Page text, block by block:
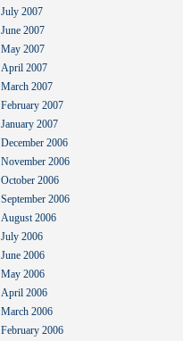
July 2007
June 2007
May 2007
April 2007
March 2007
February 2007
January 2007
December 2006
November 2006
October 2006
September 2006
August 2006
July 2006
June 2006
May 2006
April 2006
March 2006
February 2006